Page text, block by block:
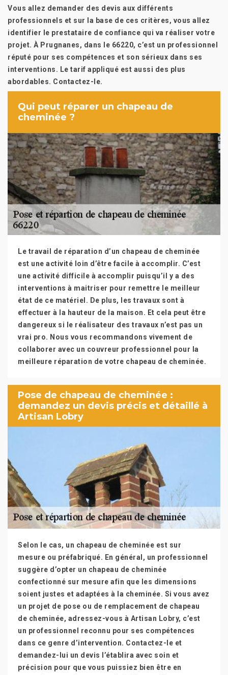
Vous allez demander des devis aux différents
professionnels et sur la base de ces critères, vous allez
identifier le prestataire de confiance qui va réaliser votre
projet. À Prugnanes, dans le 66220, c’est un professionnel
réputé pour ses compétences et son sérieux dans ses
interventions. Le tarif appliqué est aussi des plus
abordables. Contactez-le.
Qui peut réparer un chapeau de
cheminée ?
Le travail de réparation d’un chapeau de cheminée
est une activité loin d’être facile à accomplir. C’est
une activité difficile à accomplir puisqu’il y a des
interventions à maitriser pour remettre le meilleur
état de ce matériel. De plus, les travaux sont à
effectuer à la hauteur de la maison. Et cela peut être
dangereux si le réalisateur des travaux n’est pas un
vrai pro. Nous vous recommandons vivement de
collaborer avec un couvreur professionnel pour la
meilleure réparation de votre chapeau de cheminée.
Pose de chapeau de cheminée :
demandez un devis précis et détaillé à
Artisan Lobry
Selon le cas, un chapeau de cheminée est sur
mesure ou préfabriqué. En général, un professionnel
suggère d’opter un chapeau de cheminée
confectionné sur mesure afin que les dimensions
soient justes et adaptées à la cheminée. Si vous avez
un projet de pose ou de remplacement de chapeau
de cheminée, adressez-vous à Artisan Lobry, c’est
un professionnel reconnu pour ses compétences
dans ce genre d’intervention. Contactez-le et
demandez-lui un devis l’établira avec soin et
précision pour que vous puissiez bien être en